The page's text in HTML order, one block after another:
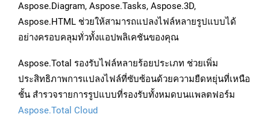
Aspose.Diagram, Aspose.Tasks, Aspose.3D,
Aspose.HTML ช่วยให้สามารถแปลงไฟล์หลายรูปแบบได้
อย่างครอบคลุมทั่วทั้งแอปพลิเคชันของคุณ
Aspose.Total รองรับไฟล์หลายร้อยประเภท ช่วยเพิ่ม
ประสิทธิภาพการแปลงไฟล์ที่ซับซ้อนด้วยความยืดหยุ่นที่เหนือ
ชั้น สำรวจรายการรูปแบบที่รองรับทั้งหมดบนแพลตฟอร์ม
Aspose.Total Cloud